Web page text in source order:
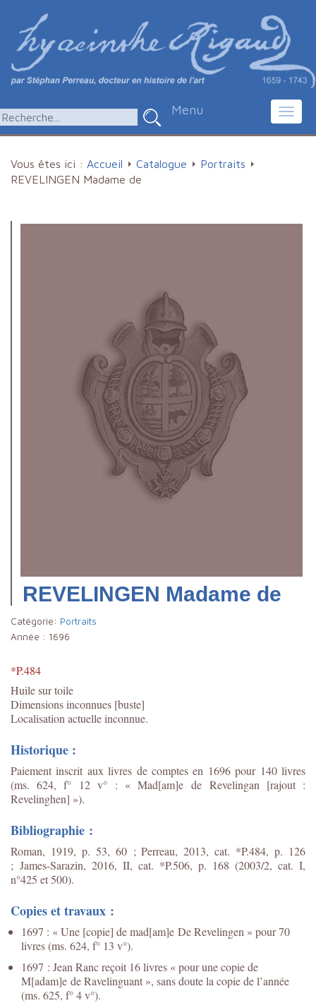
Menu
Vous êtes ici : Accueil Catalogue
Portraits
REVELINGEN Madame de
REVELINGEN Madame de
Catégorie: Portraits
Année : 1696
*P.484
Huile sur toile
Dimensions inconnues [buste]
Localisation actuelle inconnue.
Historique :
Paiement inscrit aux livres de comptes en 1696 pour 140 livres
(ms. 624, f° 12 v° : « Mad[am]e de Revelingan [rajout :
Revelinghen] »).
Bibliographie :
Roman, 1919, p. 53, 60 ; Perreau, 2013, cat. *P.484, p. 126
; James-Sarazin, 2016, II, cat. *P.506, p. 168 (2003/2, cat. I,
n°425 et 500).
Copies et travaux :
1697 : « Une [copie] de mad[am]e De Revelingen » pour 70
livres (ms. 624, f° 13 v°).
1697 : Jean Ranc reçoit 16 livres « pour une copie de
M[adam]e de Ravelinguant », sans doute la copie de l’année
(ms. 625, f° 4 v°).